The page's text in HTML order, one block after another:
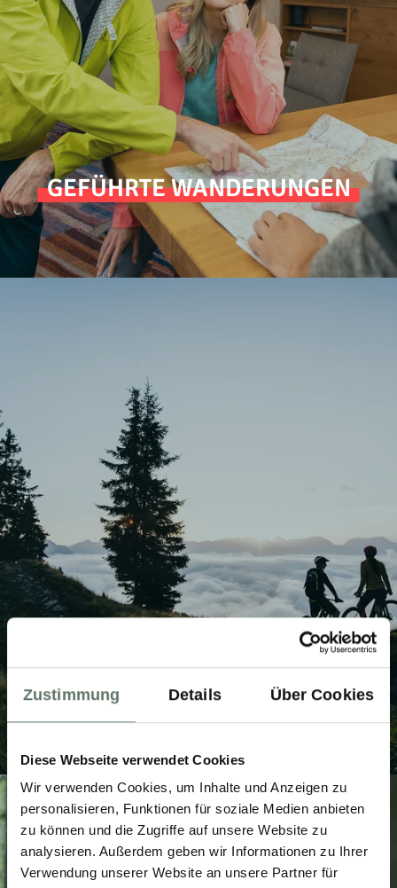
Zustimmung Details Über Cookies
Diese Webseite verwendet Cookies
Wir verwenden Cookies, um Inhalte und Anzeigen zu
personalisieren, Funktionen für soziale Medien anbieten
zu können und die Zugriffe auf unsere Website zu
analysieren. Außerdem geben wir Informationen zu Ihrer
Verwendung unserer Website an unsere Partner für
GEFÜHRTE WANDERUNGEN
GEFÜHRTE BIKETOUREN